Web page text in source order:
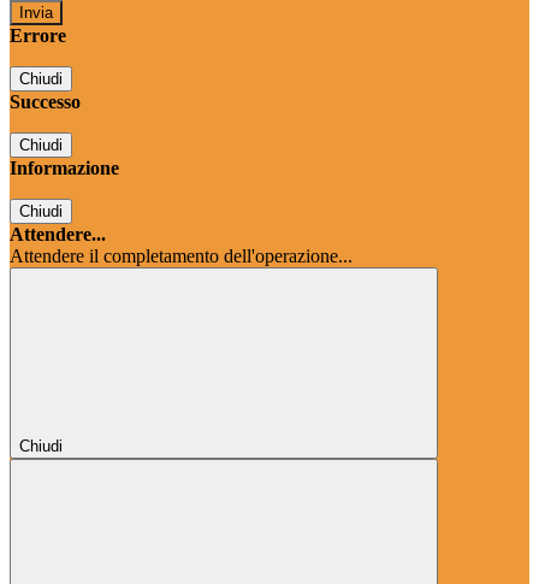
Errore
Chiudi
Successo
Chiudi
Informazione
Chiudi
Attendere...
Attendere il completamento dell'operazione...
Chiudi